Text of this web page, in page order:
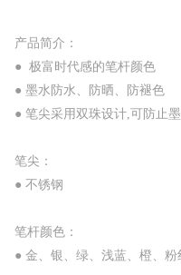
产品简介：
● 极富时代感的笔杆颜色
● 墨水防水、防晒、防褪色
● 笔尖采用双珠设计,可防止
笔尖：
● 不锈钢
笔杆颜色：
● 金、银、绿、浅蓝、橙、粉